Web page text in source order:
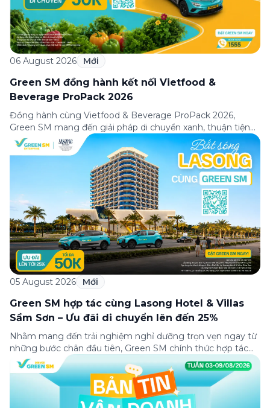
06 August 2026 Mới
Green SM đồng hành kết nối Vietfood &
Beverage ProPack 2026
Đồng hành cùng Vietfood & Beverage ProPack 2026,
Green SM mang đến giải pháp di chuyển xanh, thuận tiện
và chuyên nghiệp cho khách tham quan, doanh nghiệp
cùng các đối tác trong suốt thời gian diễn ra triển lãm. Sự
hợp tác góp phần nâng cao trải nghiệm tham dự, kết nối
05 August 2026 Mới
Green SM hợp tác cùng Lasong Hotel & Villas
Sầm Sơn – Ưu đãi di chuyển lên đến 25%
Nhằm mang đến trải nghiệm nghỉ dưỡng trọn vẹn ngay từ
những bước chân đầu tiên, Green SM chính thức hợp tác
cùng Lasong Hotel & Villas Sầm Sơn triển khai chương trình
ưu đãi di chuyển dành riêng cho khách hàng có điểm đón
hoặc điểm đến tại khu nghỉ dưỡng. Từ khoảnh khắc […]